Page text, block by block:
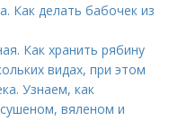
Как делать бабочек из
Как хранить рябину
видах, при этом
Узнаем, как
вяленом и